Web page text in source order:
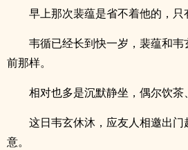
早上那次裴蕴是省不着他的，只
韦循已经长到快一岁，裴蕴和
前那样。
相对也多是沉默静坐，偶尔饮茶
这日韦玄休沐，应友人相邀出
意。